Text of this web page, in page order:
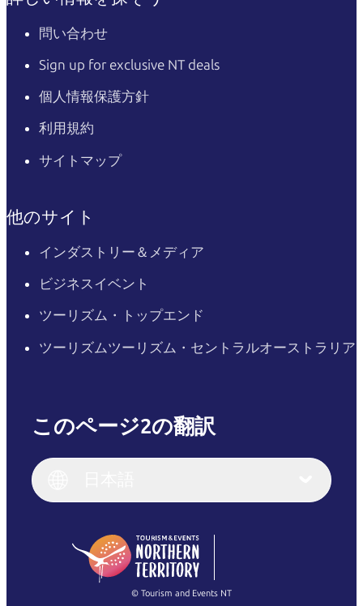
問い合わせ
Sign up for exclusive NT deals
個人情報保護方針
利用規約
サイトマップ
他のサイト
インダストリー＆メディア
ビジネスイベント
ツーリズム・トップエンド
ツーリズムツーリズム・セントラルオーストラリア
このページ2の翻訳
English (US)
English
(Singapore)
Français
繁體中文
© Tourism and Events NT